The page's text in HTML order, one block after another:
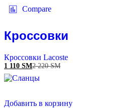
Compare
Кроссовки
Кроссовки Lacoste
1 110 ЅМ2 220ЅМ
Добавить в корзину